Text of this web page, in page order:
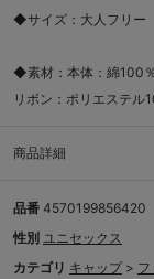
◆サイズ：大人フリー
◆素材：本体：綿100％
リボン：ポリエステル
商品詳細
品番 4570199856420
性別 ユニセックス
カテゴリ キャップ >